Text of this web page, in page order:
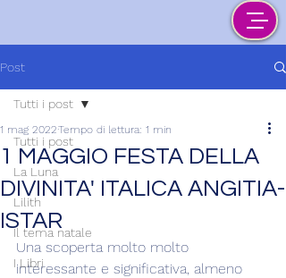
Post
Tutti i post
La Luna
Lilith
Il tema natale
I Libri
Tutti i post
1 MAGGIO FESTA DELLA
DIVINITA' ITALICA ANGITIA-
ISTAR
1 mag 2022Tempo di lettura: 1 min
Una scoperta molto molto
interessante e significativa, almeno